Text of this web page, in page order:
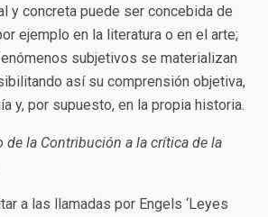
y concreta puede ser concebida de
ejemplo en la literatura o en el arte;
subjetivos se materializan
así su comprensión objetiva,
y, por supuesto, en la propia historia.
de la Contribución a la crítica de la
a las llamadas por Engels ‘Leyes